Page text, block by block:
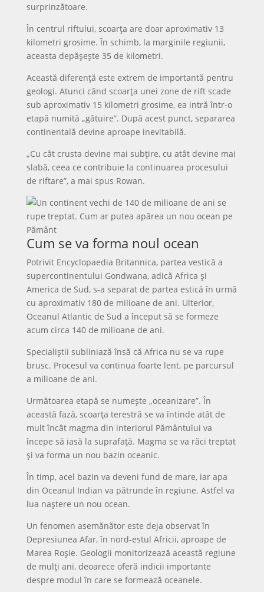
surprinzătoare.
În centrul riftului, scoarța are doar aproximativ 13
kilometri grosime. În schimb, la marginile regiunii,
aceasta depășește 35 de kilometri.
Această diferență este extrem de importantă pentru
geologi. Atunci când scoarța unei zone de rift scade
sub aproximativ 15 kilometri grosime, ea intră într-o
etapă numită „gâtuire”. După acest punct, separarea
continentală devine aproape inevitabilă.
„Cu cât crusta devine mai subțire, cu atât devine mai
slabă, ceea ce contribuie la continuarea procesului
de riftare”, a mai spus Rowan.
Cum se va forma noul ocean
Potrivit Encyclopaedia Britannica, partea vestică a
supercontinentului Gondwana, adică Africa și
America de Sud, s-a separat de partea estică în urmă
cu aproximativ 180 de milioane de ani. Ulterior,
Oceanul Atlantic de Sud a început să se formeze
acum circa 140 de milioane de ani.
Specialiștii subliniază însă că Africa nu se va rupe
brusc. Procesul va continua foarte lent, pe parcursul
a milioane de ani.
Următoarea etapă se numește „oceanizare”. În
această fază, scoarța terestră se va întinde atât de
mult încât magma din interiorul Pământului va
începe să iasă la suprafață. Magma se va răci treptat
și va forma un nou bazin oceanic.
În timp, acel bazin va deveni fund de mare, iar apa
din Oceanul Indian va pătrunde în regiune. Astfel va
lua naștere un nou ocean.
Un fenomen asemănător este deja observat în
Depresiunea Afar, în nord-estul Africii, aproape de
Marea Roșie. Geologii monitorizează această regiune
de mulți ani, deoarece oferă indicii importante
despre modul în care se formează oceanele.